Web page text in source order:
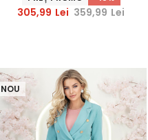
305,99 Lei 359,99 Lei
NOU